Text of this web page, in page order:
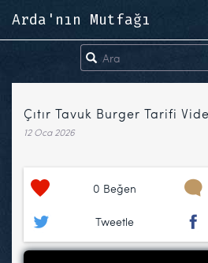
Arda'nın Mutfağı
Çıtır Tavuk Burger Tarifi
12 Oca 2026
0 Beğen
Tweetle